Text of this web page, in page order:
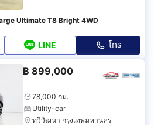
Ultimate T8 Bright 4WD
LINE โทร
฿ 899,000
78,000 กม.
Utility-car
ทวีวัฒนา กรุงเทพมหานคร